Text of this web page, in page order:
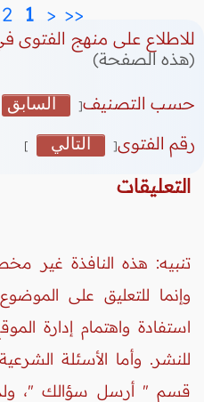
<<
<
1
2
للاطلاع على منهج الفتوى
(هذه الصفحة)
حسب التصنيف[ السابق
رقم الفتوى[ التالي ]
التعليقات
تنبيه: هذه النافذة غير
وإنما للتعليق على
استفادة واهتمام إدارة
للنشر. وأما الأسئلة
قسم " أرسل سؤالك "،